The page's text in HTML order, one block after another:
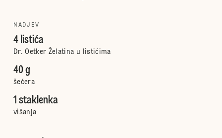
NADJEV
4 listića
Dr. Oetker Želatina u listićima
40 g
šećera
1 staklenka
višanja